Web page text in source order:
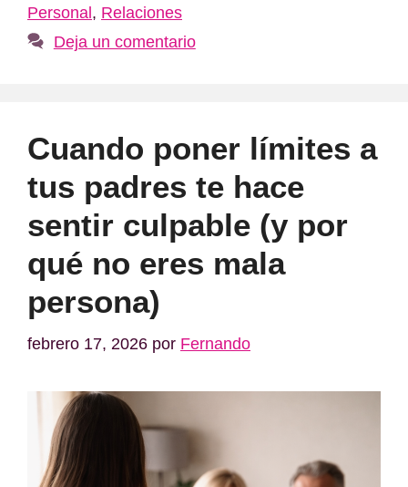
Personal, Relaciones
Deja un comentario
Cuando poner límites a
tus padres te hace
sentir culpable (y por
qué no eres mala
persona)
febrero 17, 2026 por Fernando